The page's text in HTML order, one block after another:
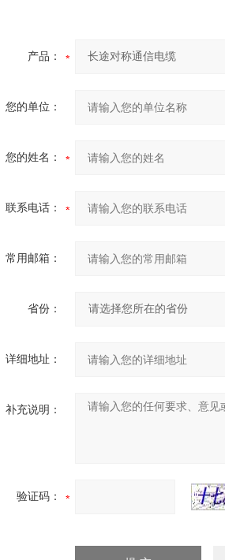
产品：
您的单位：
您的姓名：
联系电话：
常用邮箱：
省份：
详细地址：
补充说明：
验证码：